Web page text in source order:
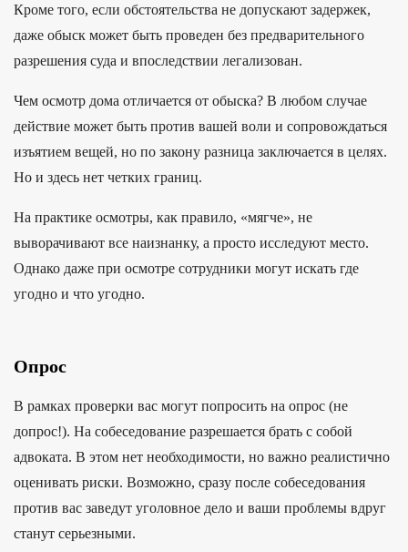
Кроме того, если обстоятельства не допускают задержек,
даже обыск может быть проведен без предварительного
разрешения суда и впоследствии легализован.
Чем осмотр дома отличается от обыска? В любом случае
действие может быть против вашей воли и сопровождаться
изъятием вещей, но по закону разница заключается в целях.
Но и здесь нет четких границ.
На практике осмотры, как правило, «мягче», не
выворачивают все наизнанку, а просто исследуют место.
Однако даже при осмотре сотрудники могут искать где
угодно и что угодно.
Опрос
В рамках проверки вас могут попросить на опрос (не
допрос!). На собеседование разрешается брать с собой
адвоката. В этом нет необходимости, но важно реалистично
оценивать риски. Возможно, сразу после собеседования
против вас заведут уголовное дело и ваши проблемы вдруг
станут серьезными.